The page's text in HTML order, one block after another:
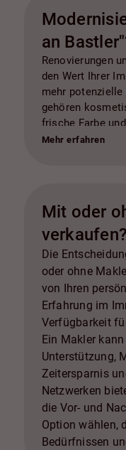
an
Renovierungen
den Wert Ihrer
mehr potenzielle
gehören
frische Farbe
Modernisierung
ratsam, mit
sprechen, um
spezifischen
on Investment
Mehr erfahren
Mit oder
verkaufen?
Die
oder ohne
von Ihren
Erfahrung im
Verfügbarkeit
Ein Makler
Unterstützung,
Zeitersparnis
Netzwerken
die Vor- und
Option wählen,
Bedürfnissen